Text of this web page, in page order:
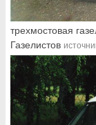
трехмостовая
Газелистов